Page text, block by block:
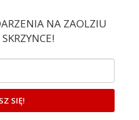
NA ZAOLZIU
SIĘ!